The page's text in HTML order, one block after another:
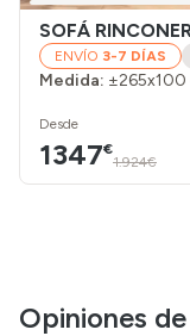
SOFÁ
ENVÍO 3-7 DÍAS
Medida: ±265x100
Desde
1347€
1.924€
Opiniones